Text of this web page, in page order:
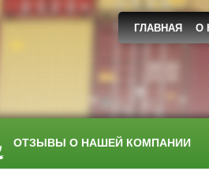
ГЛАВНАЯ О
ОТЗЫВЫ О НАШЕЙ КОМПАНИИ